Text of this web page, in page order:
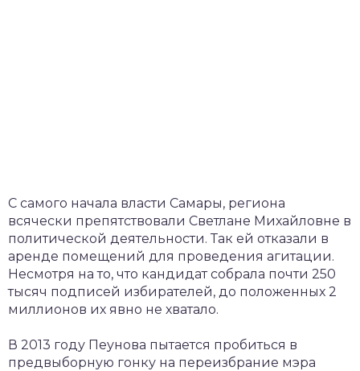
С самого начала власти Самары, региона
всячески препятствовали Светлане Михайловне в
политической деятельности. Так ей отказали в
аренде помещений для проведения агитации.
Несмотря на то, что кандидат собрала почти 250
тысяч подписей избирателей, до положенных 2
миллионов их явно не хватало.
В 2013 году Пеунова пытается пробиться в
предвыборную гонку на переизбрание мэра